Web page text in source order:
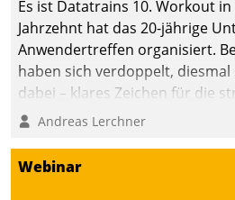
Neues zu bieten hat.
Es ist Datatrains 10. Workout
Jahrzehnt hat das 20-jährige
Anwendertreffen organisiert.
haben sich verdoppelt,
dabei – klares Zeichen für die
Fokussierung auf den Kunden.
Andreas Lerchner
Webinar